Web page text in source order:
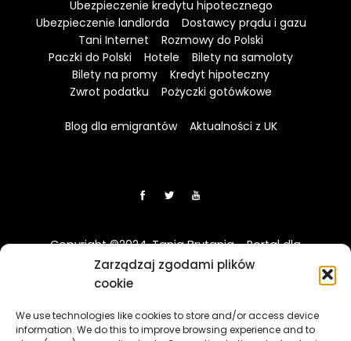
Zarządzaj zgodami plików
cookie
We use technologies like cookies to store and/or access device
information. We do this to improve browsing experience and to
Ubezpieczenie kredytu hipotecznego
Ubezpieczenie landlorda
Dostawcy prądu i gazu
Tani Internet
Rozmowy do Polski
Paczki do Polski
Hotele
Bilety na samoloty
Bilety na promy
Kredyt hipoteczny
Zwrot podatku
Pożyczki gotówkowe
Blog dla emigrantów Aktualności z UK
Copyright ©2024. Tania Brytania - Portal dla
Polaków w UK
przez Financial Conduct Authority (FCA) i jest prowadzona
wyłącznie w celach informacyjno-edukacyjnych. Treści